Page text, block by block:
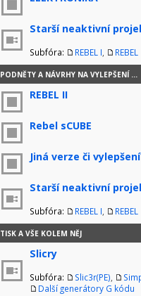
Starší neaktivní
Subfóra: REBEL I REBEL
PODNĚTY A NÁVRHY NA VYLEPŠENÍ ...
REBEL II
Rebel sCUBE
Jiná verze či
Starší neaktivní
Subfóra: REBEL I REBEL
TISK A VŠE KOLEM NĚJ
Slicry
Subfóra: Slic3r(PE)
Další generátory G kódu